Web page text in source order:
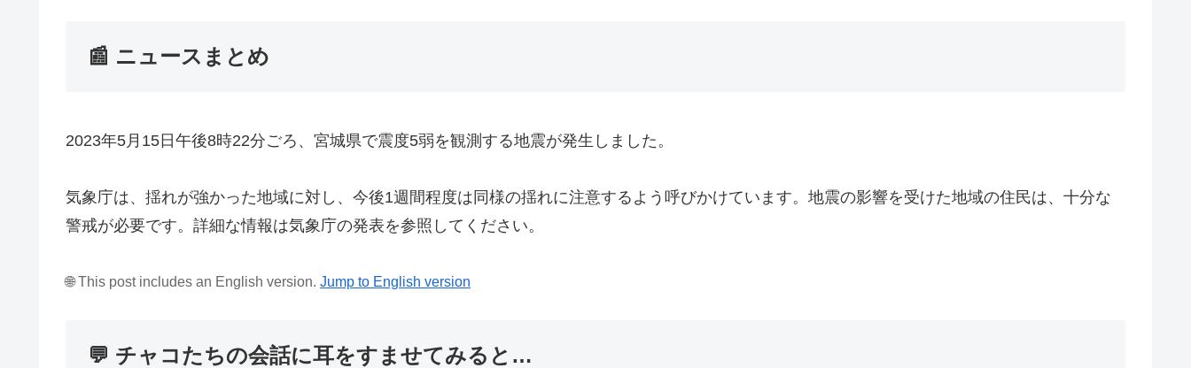
📰 ニュースまとめ
2023年5月15日午後8時22分ごろ、宮城県で震度5弱を観測する地震が発生しました。
気象庁は、揺れが強かった地域に対し、今後1週間程度は同様の揺れに注意するよう呼びかけています。地震の影響を受けた地域の住民は、十分な
警戒が必要です。詳細な情報は気象庁の発表を参照してください。
🌐 This post includes an English version. Jump to English version
💬 チャコたちの会話に耳をすませてみると…